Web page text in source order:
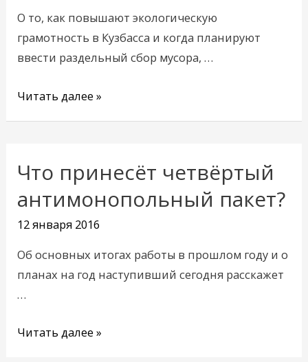
О то, как повышают экологическую
грамотность в Кузбасса и когда планируют
ввести раздельный сбор мусора, …
экологические
Читать далее »
Что принесёт четвёртый
антимонопольный пакет?
12 января 2016
Об основных итогах работы в прошлом году и о
планах на год наступивший сегодня расскажет
…
Что
четвёртый
антимонопольный
пакет?
Читать далее »